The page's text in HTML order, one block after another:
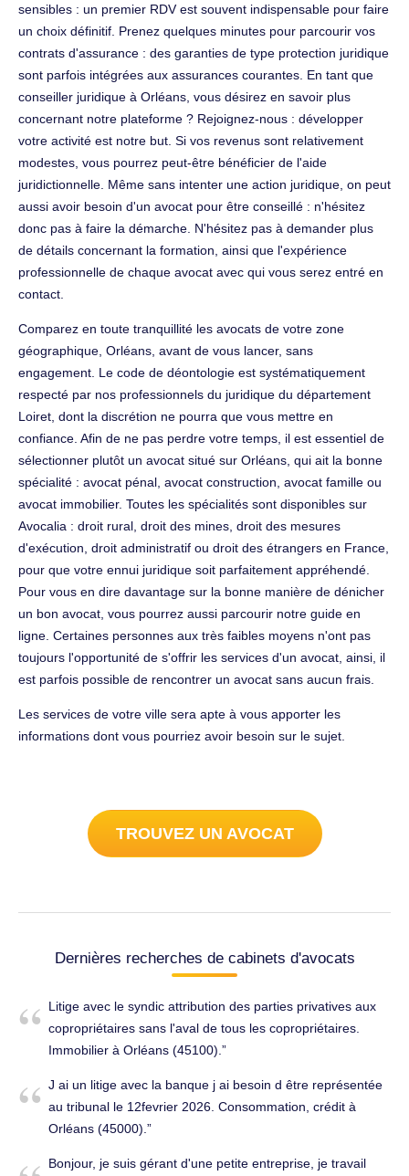
sensibles : un premier RDV est souvent indispensable pour faire
un choix définitif. Prenez quelques minutes pour parcourir vos
contrats d'assurance : des garanties de type protection juridique
sont parfois intégrées aux assurances courantes. En tant que
conseiller juridique à Orléans, vous désirez en savoir plus
concernant notre plateforme ? Rejoignez-nous : développer
votre activité est notre but. Si vos revenus sont relativement
modestes, vous pourrez peut-être bénéficier de l'aide
juridictionnelle. Même sans intenter une action juridique, on peut
aussi avoir besoin d'un avocat pour être conseillé : n'hésitez
donc pas à faire la démarche. N'hésitez pas à demander plus
de détails concernant la formation, ainsi que l'expérience
professionnelle de chaque avocat avec qui vous serez entré en
contact.
Comparez en toute tranquillité les avocats de votre zone
géographique, Orléans, avant de vous lancer, sans
engagement. Le code de déontologie est systématiquement
respecté par nos professionnels du juridique du département
Loiret, dont la discrétion ne pourra que vous mettre en
confiance. Afin de ne pas perdre votre temps, il est essentiel de
sélectionner plutôt un avocat situé sur Orléans, qui ait la bonne
spécialité : avocat pénal, avocat construction, avocat famille ou
avocat immobilier. Toutes les spécialités sont disponibles sur
Avocalia : droit rural, droit des mines, droit des mesures
d'exécution, droit administratif ou droit des étrangers en France,
pour que votre ennui juridique soit parfaitement appréhendé.
Pour vous en dire davantage sur la bonne manière de dénicher
un bon avocat, vous pourrez aussi parcourir notre guide en
ligne. Certaines personnes aux très faibles moyens n'ont pas
toujours l'opportunité de s'offrir les services d'un avocat, ainsi, il
est parfois possible de rencontrer un avocat sans aucun frais.
Les services de votre ville sera apte à vous apporter les
informations dont vous pourriez avoir besoin sur le sujet.
TROUVEZ UN AVOCAT
Dernières recherches de cabinets d'avocats
Litige avec le syndic attribution des parties privatives aux
copropriétaires sans l'aval de tous les copropriétaires.
Immobilier à Orléans (45100).
J ai un litige avec la banque j ai besoin d être représentée
au tribunal le 12fevrier 2026. Consommation, crédit à
Orléans (45000).
Bonjour, je suis gérant d'une petite entreprise, je travail